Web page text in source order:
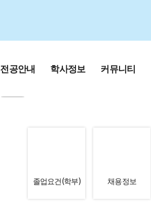
전공안내 학사정보 커뮤니티
졸업요건(학부) 채용정보